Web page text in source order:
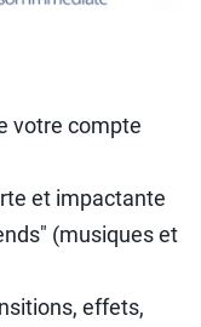
votre compte
et impactante
(musiques et
effets,